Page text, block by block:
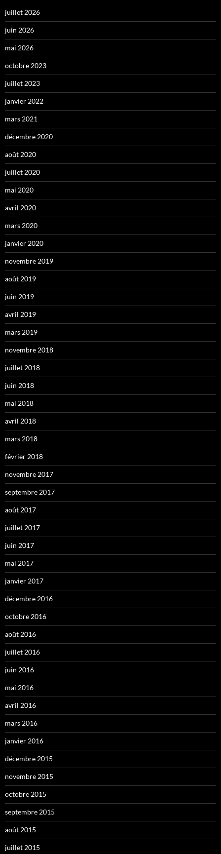
juillet 2026
juin 2026
mai 2026
octobre 2023
juillet 2023
janvier 2022
mars 2021
décembre 2020
août 2020
juillet 2020
mai 2020
avril 2020
mars 2020
janvier 2020
novembre 2019
août 2019
juin 2019
avril 2019
mars 2019
novembre 2018
juillet 2018
juin 2018
mai 2018
avril 2018
mars 2018
février 2018
novembre 2017
septembre 2017
août 2017
juillet 2017
juin 2017
mai 2017
janvier 2017
décembre 2016
octobre 2016
août 2016
juillet 2016
juin 2016
mai 2016
avril 2016
mars 2016
janvier 2016
décembre 2015
novembre 2015
octobre 2015
septembre 2015
août 2015
juillet 2015